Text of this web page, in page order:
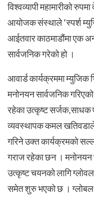
विश्वव्यापी महामारीको
आयोजक संस्थाले ‘स्पर्श
आईतवार काठमाडौंमा एक
सार्वजनिक गरेको हो ।
आवार्ड कार्यक्रममा म्युजिक
मनोनयन सार्वजनिक
रहेका उत्कृष्ट सर्जक,साधक
व्यवस्थापक कमल
गरिने उक्त कार्यक्रमको
गराज रहेका छन । मनोनयन
उत्कृष्ट चयनको लागि
समेत शुरु भएको छ ।